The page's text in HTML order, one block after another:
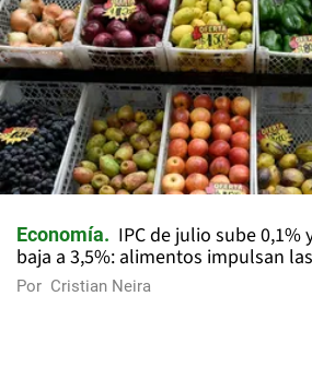
Economía
IPC de julio sube
baja a 3,5%: alimentos impulsan
Por Cristian Neira